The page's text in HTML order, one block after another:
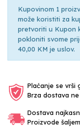
Kupovinom 1
može koristiti za
pretvoriti u Kupon
pokloniti svome
40,00 KM je uslov.
Plaćanje se vrši
Brza dostava
Dostava
Proizvode